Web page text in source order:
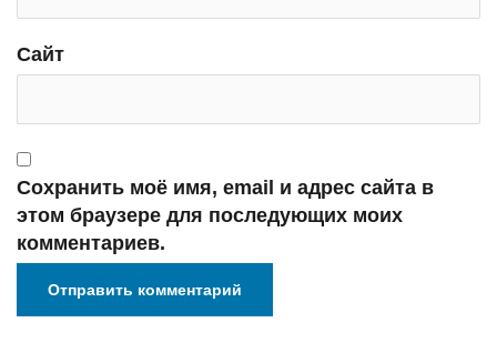
Сайт
Сохранить моё имя, email и адрес сайта в
этом браузере для последующих моих
комментариев.